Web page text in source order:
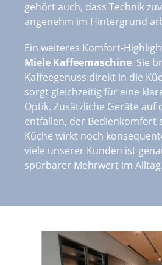
gehört auch, dass Technik
angenehm im Hintergrund
Ein weiteres Komfort-
Miele Kaffeemaschine. Sie
Kaffeegenuss direkt in die
sorgt gleichzeitig für eine
Optik. Zusätzliche Geräte auf
entfallen, der Bedienkomfort
Küche wirkt noch
viele unserer Kunden ist
spürbarer Mehrwert im Alltag.